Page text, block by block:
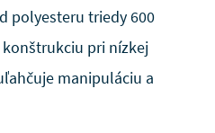
polyesteru triedy 600
pri nízkej
manipuláciu a